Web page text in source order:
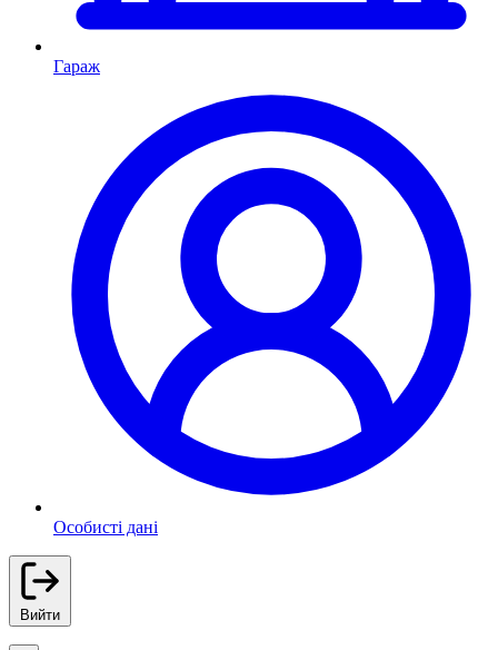
Гараж
Особисті дані
Вийти